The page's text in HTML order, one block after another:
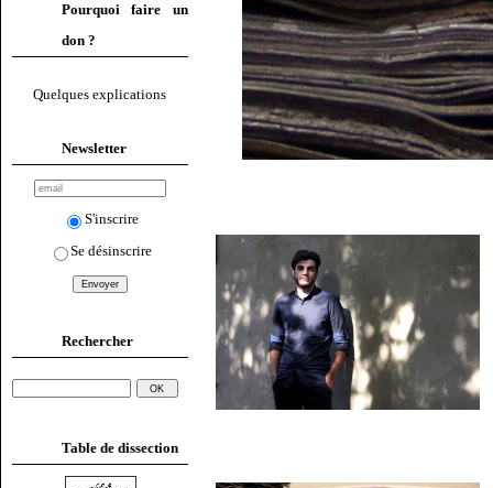
Pourquoi faire un
don ?
Quelques explications
Newsletter
S'inscrire
Se désinscrire
Rechercher
Table de dissection